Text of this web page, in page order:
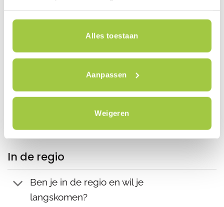
Alles toestaan
Aanpassen
Weigeren
Wat voor slot past er op een
Welke accessoires raden jullie aan
voor dagelijks gebruik?
In de regio
Ben je in de regio en wil je
langskomen?